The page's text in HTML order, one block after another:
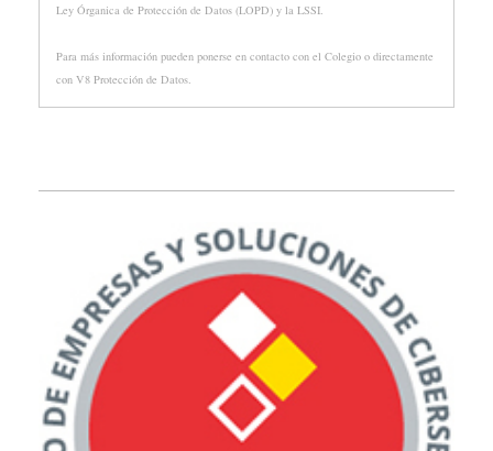
Ley Órganica de Protección de Datos (LOPD) y la LSSI.
Para más información pueden ponerse en contacto con el Colegio o directamente
con V8 Protección de Datos.